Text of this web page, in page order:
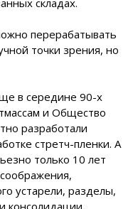
складах.
перерабатывать
точки зрения, но
в середине 90-х
и Общество
разработали
стретч-пленки. А
только 10 лет
устарели, разделы,